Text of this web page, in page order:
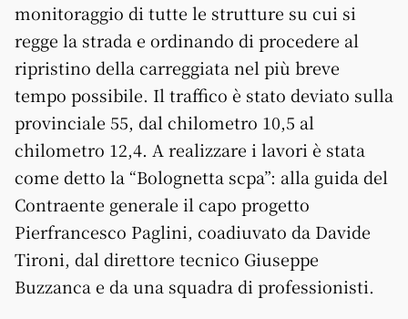
monitoraggio di tutte le strutture su cui si
regge la strada e ordinando di procedere al
ripristino della carreggiata nel più breve
tempo possibile. Il traffico è stato deviato sulla
provinciale 55, dal chilometro 10,5 al
chilometro 12,4. A realizzare i lavori è stata
come detto la “Bolognetta scpa”: alla guida del
Contraente generale il capo progetto
Pierfrancesco Paglini, coadiuvato da Davide
Tironi, dal direttore tecnico Giuseppe
Buzzanca e da una squadra di professionisti.